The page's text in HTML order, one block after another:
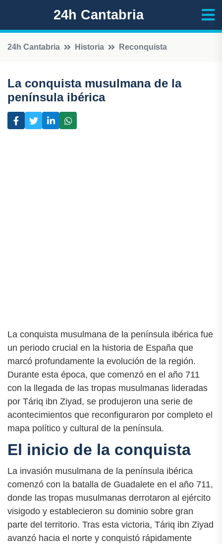
24h Cantabria
24h Cantabria Historia Reconquista
La conquista musulmana de la
península ibérica
La conquista musulmana de la península ibérica fue
un periodo crucial en la historia de España que
marcó profundamente la evolución de la región.
Durante esta época, que comenzó en el año 711
con la llegada de las tropas musulmanas lideradas
por Táriq ibn Ziyad, se produjeron una serie de
acontecimientos que reconfiguraron por completo el
mapa político y cultural de la península.
El inicio de la conquista
La invasión musulmana de la península ibérica
comenzó con la batalla de Guadalete en el año 711,
donde las tropas musulmanas derrotaron al ejército
visigodo y establecieron su dominio sobre gran
parte del territorio. Tras esta victoria, Táriq ibn Ziyad
avanzó hacia el norte y conquistó rápidamente